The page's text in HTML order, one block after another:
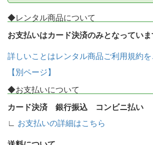
◆レンタル商品について
お支払いはカード決済のみとなってい
詳しいことはレンタル商品ご利用規約
【別ページ】
◆お支払いについて
カード決済 銀行振込 コンビニ払い
∟ お支払いの詳細はこちら